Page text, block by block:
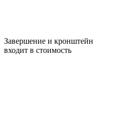
Завершение и кронштейн
входит в стоимость